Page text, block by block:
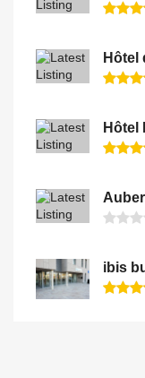
Hôtel
Hôtel
ibis